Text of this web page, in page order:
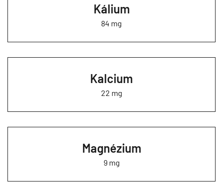
Kálium
84 mg
Kalcium
22 mg
Magnézium
9 mg